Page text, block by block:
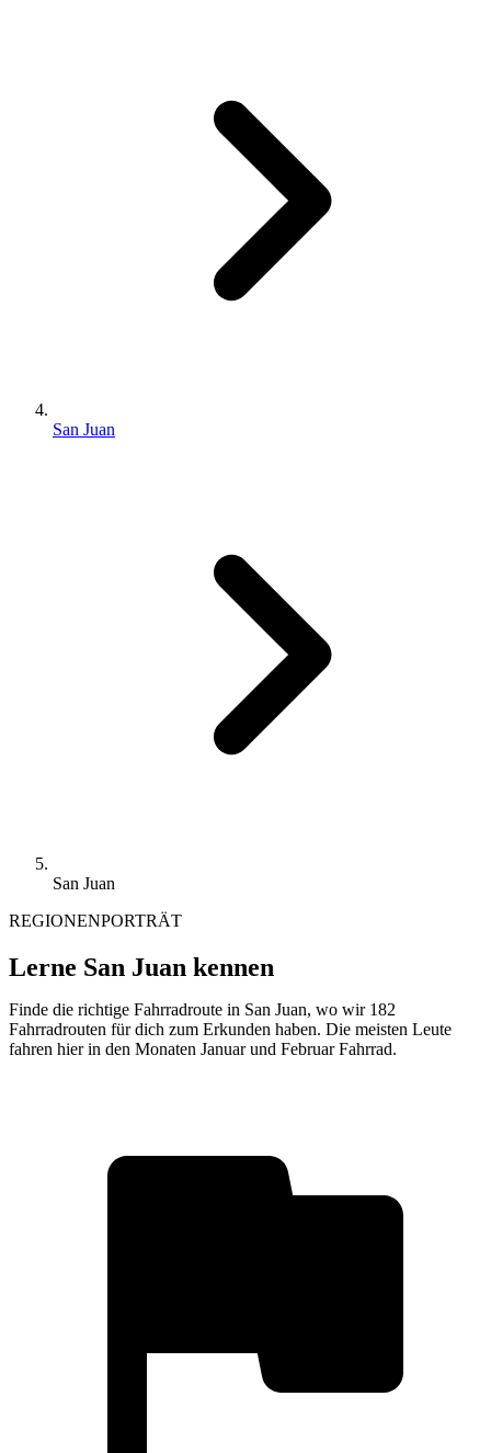
San Juan
San Juan
REGIONENPORTRÄT
Lerne San Juan kennen
Finde die richtige Fahrradroute in San Juan, wo wir 182
Fahrradrouten für dich zum Erkunden haben. Die meisten Leute
fahren hier in den Monaten Januar und Februar Fahrrad.